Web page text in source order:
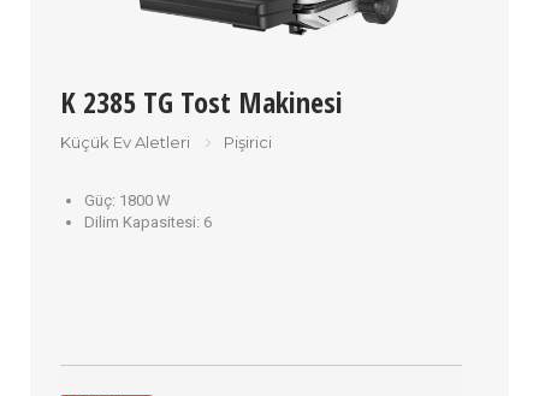
K 2385 TG Tost Makinesi
Küçük Ev Aletleri Pişirici
Güç: 1800 W
Dilim Kapasitesi: 6